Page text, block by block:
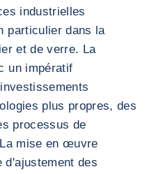
industrielles
particulier dans la
et de verre. La
un impératif
plus propres, des
processus de
mise en œuvre
d'ajustement des